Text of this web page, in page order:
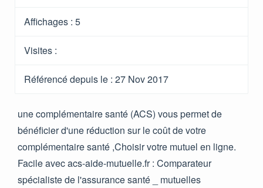
Affichages : 5
Visites :
Référencé depuis le : 27 Nov 2017
une complémentaire santé (ACS) vous permet de
bénéficier d'une réduction sur le coût de votre
complémentaire santé ,Choisir votre mutuel en ligne.
Facile avec acs-aide-mutuelle.fr : Comparateur
spécialiste de l'assurance santé _ mutuelles